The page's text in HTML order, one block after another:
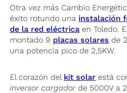
Otra vez más Cambio
éxito rotundo una instalación
de la red eléctrica en Toledo.
montado 9 placas solares de
una potencia pico de 2,5KW.
El corazón del kit solar está
inversor cargadorde 5000V a